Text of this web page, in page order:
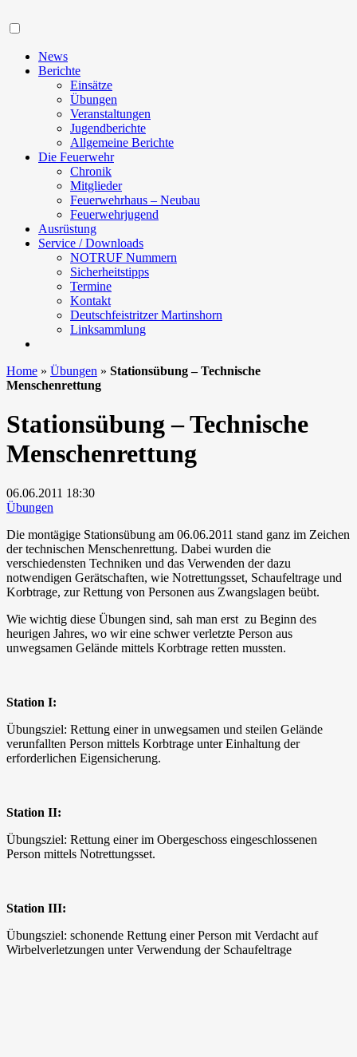
News
Berichte
Einsätze
Übungen
Veranstaltungen
Jugendberichte
Allgemeine Berichte
Die Feuerwehr
Chronik
Mitglieder
Feuerwehrhaus – Neubau
Feuerwehrjugend
Ausrüstung
Service / Downloads
NOTRUF Nummern
Sicherheitstipps
Termine
Kontakt
Deutschfeistritzer Martinshorn
Linksammlung
Home » Übungen » Stationsübung – Technische
Menschenrettung
Stationsübung – Technische
Menschenrettung
06.06.2011 18:30
Übungen
Die montägige Stationsübung am 06.06.2011 stand ganz im Zeichen
der technischen Menschenrettung. Dabei wurden die
verschiedensten Techniken und das Verwenden der dazu
notwendigen Gerätschaften, wie Notrettungsset, Schaufeltrage und
Korbtrage, zur Rettung von Personen aus Zwangslagen beübt.
Wie wichtig diese Übungen sind, sah man erst zu Beginn des
heurigen Jahres, wo wir eine schwer verletzte Person aus
unwegsamen Gelände mittels Korbtrage retten mussten.
Station I:
Übungsziel: Rettung einer in unwegsamen und steilen Gelände
verunfallten Person mittels Korbtrage unter Einhaltung der
erforderlichen Eigensicherung.
Station II:
Übungsziel: Rettung einer im Obergeschoss eingeschlossenen
Person mittels Notrettungsset.
Station III:
Übungsziel: schonende Rettung einer Person mit Verdacht auf
Wirbelverletzungen unter Verwendung der Schaufeltrage